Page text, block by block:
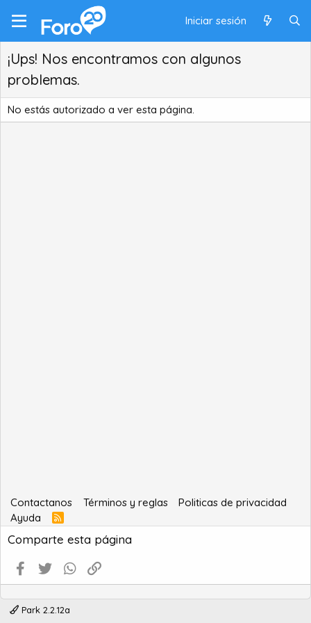
Iniciar sesión
¡Ups! Nos encontramos con algunos
problemas.
No estás autorizado a ver esta página.
Contactanos Términos y reglas
Politicas de privacidad
Ayuda
R
S
S
Comparte esta página
Facebook
Twitter WhatsApp
Park 2.2.12a